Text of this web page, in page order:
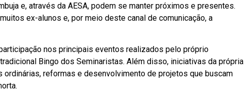
e, através da AESA, podem se manter próximos e presentes.
ex-alunos e, por meio deste canal de comunicação, a
nos principais eventos realizados pelo próprio
Bingo dos Seminaristas. Além disso, iniciativas da própria
reformas e desenvolvimento de projetos que buscam